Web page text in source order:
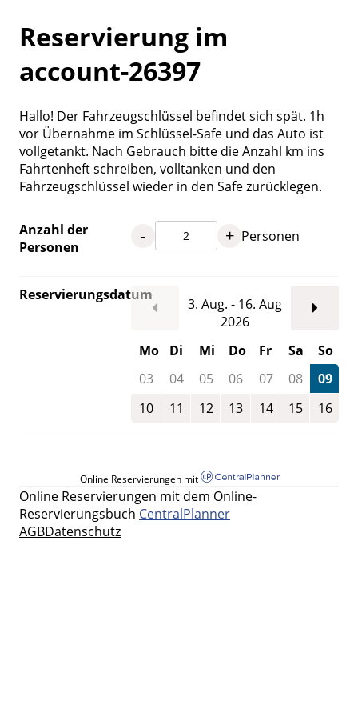
Reservierung im
account-26397
Hallo! Der Fahrzeugschlüssel befindet sich spät. 1h
vor Übernahme im Schlüssel-Safe und das Auto ist
vollgetankt. Nach Gebrauch bitte die Anzahl km ins
Fahrtenheft schreiben, volltanken und den
Fahrzeugschlüssel wieder in den Safe zurücklegen.
Anzahl der
Personen
- + Personen
Reservierungsdatum
3. Aug. - 16. Aug
2026
Mo
Di Mi Do Fr Sa
So
03
04 05 06 07 08
09
10
11 12 13 14 15 16
Online Reservierungen mit
Online Reservierungen mit dem Online-
Reservierungsbuch CentralPlanner
AGBDatenschutz